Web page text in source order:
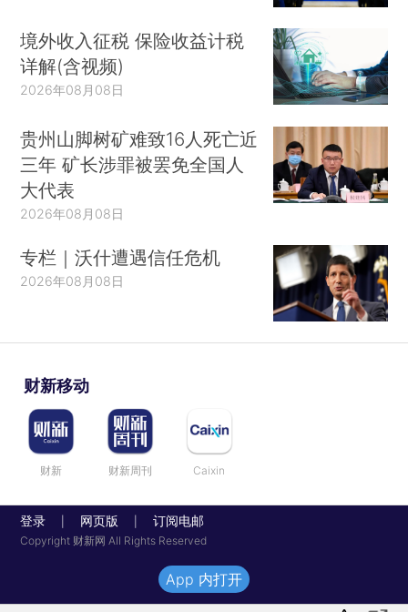
境外收入征税 保险收益计税
详解(含视频)
2026年08月08日
贵州山脚树矿难致16人死亡近
三年 矿长涉罪被罢免全国人
大代表
2026年08月08日
专栏｜沃什遭遇信任危机
2026年08月08日
财新移动
财新 财新周刊 Caixin
登录 网页版 订阅电邮
Copyright 财新网 All Rights Reserved
App 内打开